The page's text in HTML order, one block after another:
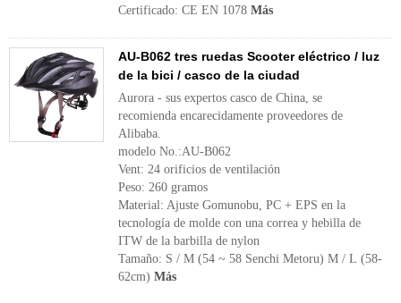
Certificado: CE EN 1078 Más
AU-B062 tres ruedas Scooter eléctrico / luz
de la bici / casco de la ciudad
Aurora - sus expertos casco de China, se
recomienda encarecidamente proveedores de
Alibaba.
modelo No.:AU-B062
Vent: 24 orificios de ventilación
Peso: 260 gramos
Material: Ajuste Gomunobu, PC + EPS en la
tecnología de molde con una correa y hebilla de
ITW de la barbilla de nylon
Tamaño: S / M (54 ~ 58 Senchi Metoru) M / L (58-
62cm) Más